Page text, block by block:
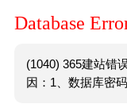
Database
(1040) 365建站错
因：1、数据库密